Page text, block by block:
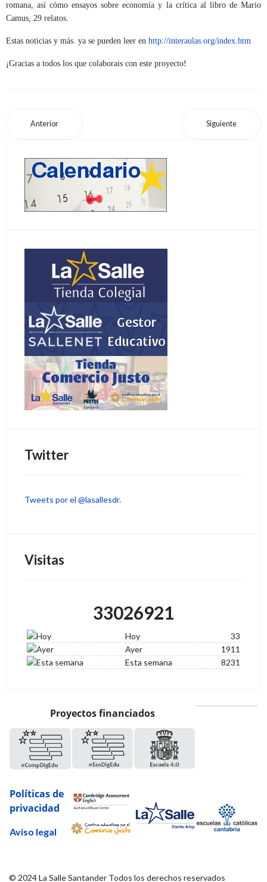
romana, así cómo ensayos sobre economía y la crítica al libro de Mario
Camus, 29 relatos.
Estas noticias y más. ya se pueden leer en http://interaulas.org/index.htm
¡Gracias a todos los que colaborais con este proyecto!
Anterior Siguiente
Twitter
Tweets por el @lasallesdr.
Visitas
33026921
Hoy
33
Ayer
1911
Esta semana
8231
Proyectos financiados
Políticas de
privacidad
Aviso legal
© 2024 La Salle Santander Todos los derechos reservados